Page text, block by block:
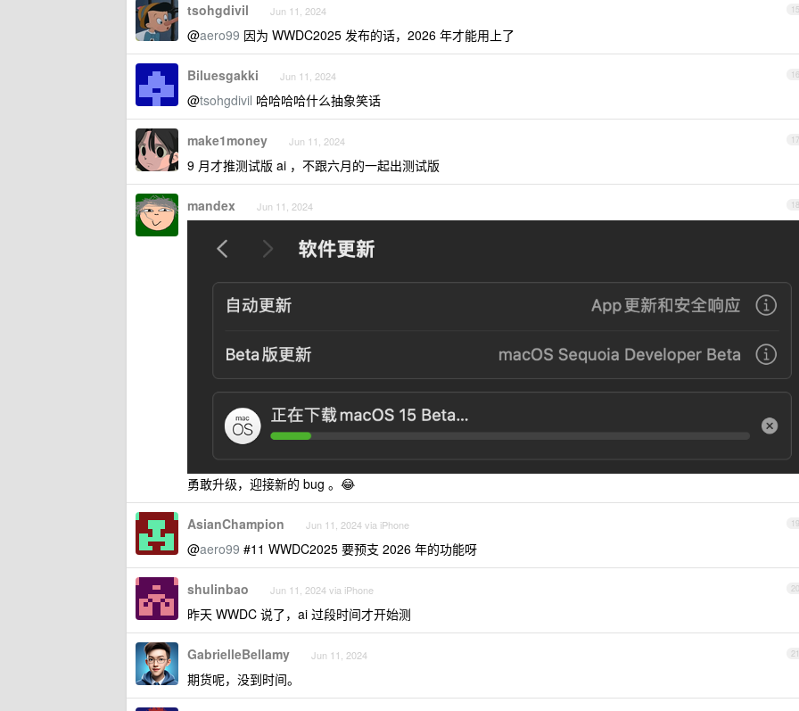
15
tsohgdivil Jun 11, 2024
@aero99 因为 WWDC2025 发布的话，2026 年才能用上了
16
Biluesgakki Jun 11, 2024
@tsohgdivil 哈哈哈哈什么抽象笑话
17
make1money Jun 11, 2024
9 月才推测试版 ai ，不跟六月的一起出测试版
18
mandex Jun 11, 2024
勇敢升级，迎接新的 bug 。😂
19
AsianChampion Jun 11, 2024 via iPhone
@aero99 #11 WWDC2025 要预支 2026 年的功能呀
20
shulinbao Jun 11, 2024 via iPhone
昨天 WWDC 说了，ai 过段时间才开始测
21
GabrielleBellamy Jun 11, 2024
期货呢，没到时间。